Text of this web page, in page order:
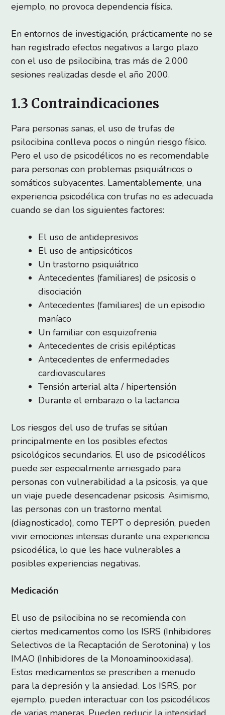
ejemplo, no provoca dependencia física.
En entornos de investigación, prácticamente no se
han registrado efectos negativos a largo plazo
con el uso de psilocibina, tras más de 2.000
sesiones realizadas desde el año 2000.
1.3 Contraindicaciones
Para personas sanas, el uso de trufas de
psilocibina conlleva pocos o ningún riesgo físico.
Pero el uso de psicodélicos no es recomendable
para personas con problemas psiquiátricos o
somáticos subyacentes. Lamentablemente, una
experiencia psicodélica con trufas no es adecuada
cuando se dan los siguientes factores:
El uso de antidepresivos
El uso de antipsicóticos
Un trastorno psiquiátrico
Antecedentes (familiares) de psicosis o
disociación
Antecedentes (familiares) de un episodio
maníaco
Un familiar con esquizofrenia
Antecedentes de crisis epilépticas
Antecedentes de enfermedades
cardiovasculares
Tensión arterial alta / hipertensión
Durante el embarazo o la lactancia
Los riesgos del uso de trufas se sitúan
principalmente en los posibles efectos
psicológicos secundarios. El uso de psicodélicos
puede ser especialmente arriesgado para
personas con vulnerabilidad a la psicosis, ya que
un viaje puede desencadenar psicosis. Asimismo,
las personas con un trastorno mental
(diagnosticado), como TEPT o depresión, pueden
vivir emociones intensas durante una experiencia
psicodélica, lo que les hace vulnerables a
posibles experiencias negativas.
Medicación
El uso de psilocibina no se recomienda con
ciertos medicamentos como los ISRS (Inhibidores
Selectivos de la Recaptación de Serotonina) y los
IMAO (Inhibidores de la Monoaminooxidasa).
Estos medicamentos se prescriben a menudo
para la depresión y la ansiedad. Los ISRS, por
ejemplo, pueden interactuar con los psicodélicos